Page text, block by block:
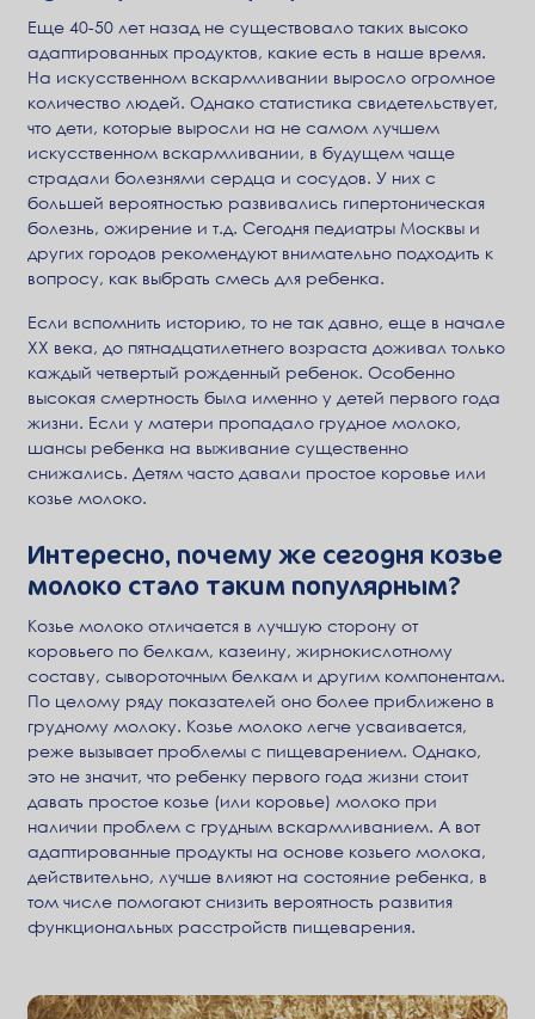
Еще 40-50 лет назад не существовало таких высоко
адаптированных продуктов, какие есть в наше время.
На искусственном вскармливании выросло огромное
количество людей. Однако статистика свидетельствует,
что дети, которые выросли на не самом лучшем
искусственном вскармливании, в будущем чаще
страдали болезнями сердца и сосудов. У них с
большей вероятностью развивались гипертоническая
болезнь, ожирение и т.д. Сегодня педиатры Москвы и
других городов рекомендуют внимательно подходить к
вопросу, как выбрать смесь для ребенка.
Если вспомнить историю, то не так давно, еще в начале
ХХ века, до пятнадцатилетнего возраста доживал только
каждый четвертый рожденный ребенок. Особенно
высокая смертность была именно у детей первого года
жизни. Если у матери пропадало грудное молоко,
шансы ребенка на выживание существенно
снижались. Детям часто давали простое коровье или
козье молоко.
Интересно, почему же сегодня козье
молоко стало таким популярным?
Козье молоко отличается в лучшую сторону от
коровьего по белкам, казеину, жирнокислотному
составу, сывороточным белкам и другим компонентам.
По целому ряду показателей оно более приближено в
грудному молоку. Козье молоко легче усваивается,
реже вызывает проблемы с пищеварением. Однако,
это не значит, что ребенку первого года жизни стоит
давать простое козье (или коровье) молоко при
наличии проблем с грудным вскармливанием. А вот
адаптированные продукты на основе козьего молока,
действительно, лучше влияют на состояние ребенка, в
том числе помогают снизить вероятность развития
функциональных расстройств пищеварения.